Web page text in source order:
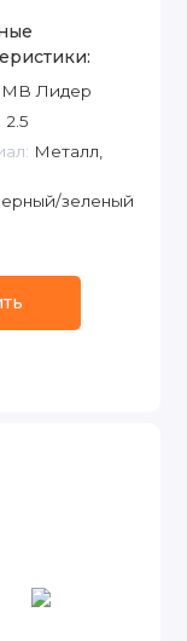
МВ Лидер
2.5
Металл,
зеленый